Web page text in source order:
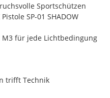
Sportschützen
SP-01 SHADOW
M3 für jede Lichtbedingung
trifft Technik